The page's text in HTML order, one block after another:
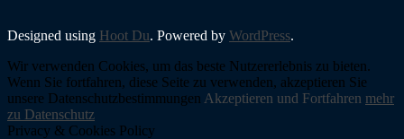
Designed using Hoot Du. Powered by WordPress.
Wir verwenden Cookies, um das beste Nutzererlebnis zu bieten.
Wenn Sie fortfahren, diese Seite zu verwenden, akzeptieren Sie
unsere Datenschutzbestimmungen Akzeptieren und Fortfahren mehr
zu Datenschutz
Privacy & Cookies Policy